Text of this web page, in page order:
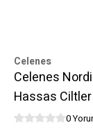
Celenes
Celenes
Hassas
0